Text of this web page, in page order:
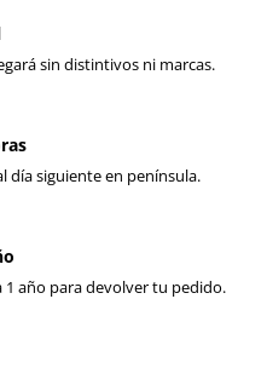
sin distintivos ni marcas.
día siguiente en península.
1 año para devolver tu pedido.